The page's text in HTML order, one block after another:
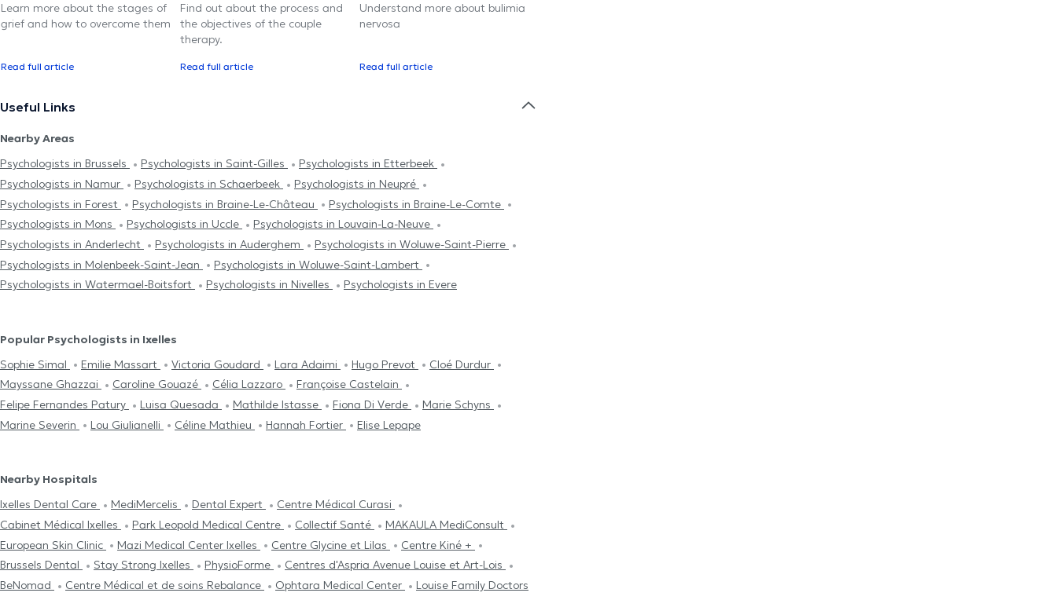
Learn more about the stages of
grief and how to overcome them
Read full article
Find out about the process and
the objectives of the couple
therapy.
Read full article
Understand more about bulimia
nervosa
Read full article
Useful Links
Nearby Areas
Psychologists in Brussels
Psychologists in Saint-Gilles
Psychologists in Etterbeek
Psychologists in Namur
Psychologists in Schaerbeek
Psychologists in Neupré
Psychologists in Forest
Psychologists in Braine-Le-Château
Psychologists in Braine-Le-Comte
Psychologists in Mons
Psychologists in Uccle
Psychologists in Louvain-La-Neuve
Psychologists in Anderlecht
Psychologists in Auderghem
Psychologists in Woluwe-Saint-Pierre
Psychologists in Molenbeek-Saint-Jean
Psychologists in Woluwe-Saint-Lambert
Psychologists in Watermael-Boitsfort
Psychologists in Nivelles Psychologists in Evere
Popular Psychologists in Ixelles
Sophie Simal
Emilie Massart Victoria Goudard Lara Adaimi Hugo Prevot
Cloé Durdur
Mayssane Ghazzai
Caroline Gouazé Célia Lazzaro
Françoise Castelain
Felipe Fernandes Patury
Luisa Quesada Mathilde Istasse Fiona Di Verde
Marie Schyns
Marine Severin
Lou Giulianelli Céline Mathieu Hannah Fortier Elise Lepape
Nearby Hospitals
Ixelles Dental Care
MediMercelis Dental Expert
Centre Médical Curasi
Cabinet Médical Ixelles
Park Leopold Medical Centre Collectif Santé
MAKAULA MediConsult
European Skin Clinic
Mazi Medical Center Ixelles Centre Glycine et Lilas
Centre Kiné +
Brussels Dental
Stay Strong Ixelles PhysioForme
Centres d'Aspria Avenue Louise et Art-Lois
BeNomad
Centre Médical et de soins Rebalance Ophtara Medical Center Louise Family Doctors